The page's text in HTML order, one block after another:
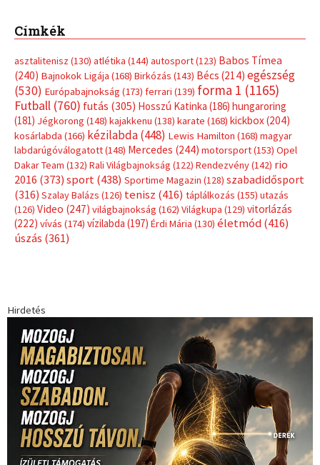
Címkék
asztalitenisz (130) atlétika (144) autosport(123) Babos Tímea
(240) Bajnokok Ligája (168) Birkózás (143) Bécs (214) egészség
(530) Európabajnokság (173) ferrari (139) forma 1 (1165)
Futball (760) futás (305) Hosszú Katinka (186) hungaroring
(181) Jégkorong (148) kajakkenu (138) karate (168) kickbox(204)
kosárlabda (166) kézilabda(448) Lewis Hamilton (168) magyar
labdarúgóválogatott(148) Mercedes (244) motorsport(153) Opel
Dakar Team (132) Rali Világbajnokság (122) Rendezvény(142) rio
2016 (373) sport(438) Sportime Magazin (128) szabadidősport
(316) Szalay Balázs (126) tenisz (416) táplálkozás (155) utazás
(126) Video (247) világbajnokság (162) Világkupa (129) vitorlázás
(222) vívás (174) vízilabda (197) Érdi Mária (130) életmód(416)
úszás (361)
Hirdetés